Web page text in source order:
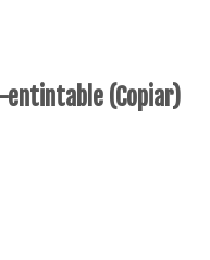
(Copiar)